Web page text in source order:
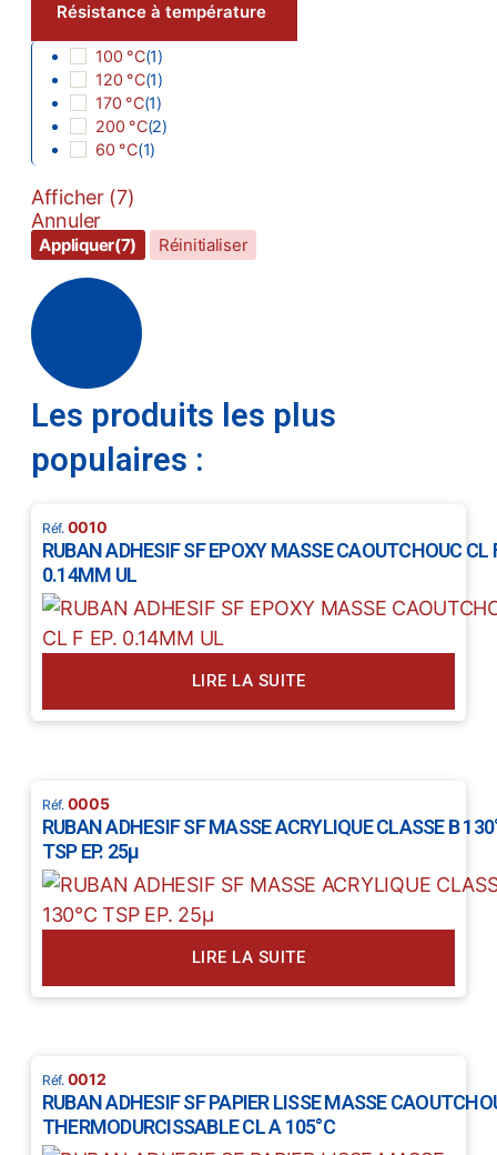
Résistance à température
100 °C(1)
120 °C(1)
170 °C(1)
200 °C(2)
60 °C(1)
Afficher (7)
Annuler
Appliquer(7) Réinitialiser
Les produits les plus
populaires :
RUBAN ADHESIF SF EPOXY MASSE CAOUTCHOUC CL
0.14MM UL
0010
LIRE LA SUITE
RUBAN ADHESIF SF MASSE ACRYLIQUE CLASSE B
TSP EP. 25µ
0005
LIRE LA SUITE
RUBAN ADHESIF SF PAPIER LISSE MASSE
THERMODURCISSABLE CL A 105°C
0012